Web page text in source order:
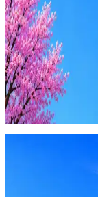
Будьте
Google, iCloud или
запустить ПО или
Жмите Пожаловаться